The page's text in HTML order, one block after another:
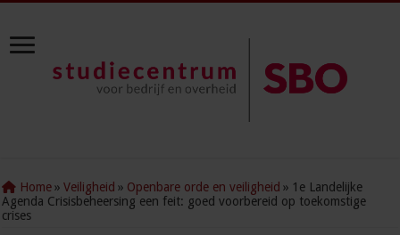
Home » Veiligheid » Openbare orde en veiligheid » 1e Landelijke
Agenda Crisisbeheersing een feit: goed voorbereid op toekomstige
crises